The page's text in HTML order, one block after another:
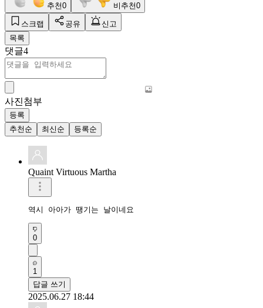
추천0 비추천0
스크랩 공유
신고
목록
댓글4
사진첨부
등록
추천순
최신순 등록순
Quaint Virtuous Martha
역시 아아가 땡기는 날이네요
0
1
답글 쓰기
2025.06.27 18:44